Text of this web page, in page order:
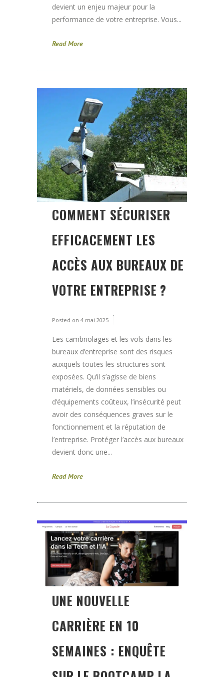
devient un enjeu majeur pour la
performance de votre entreprise. Vous...
Read More
COMMENT SÉCURISER
EFFICACEMENT LES
ACCÈS AUX BUREAUX DE
VOTRE ENTREPRISE ?
Posted on 4 mai 2025
Les cambriolages et les vols dans les
bureaux d’entreprise sont des risques
auxquels toutes les structures sont
exposées. Qu’il s’agisse de biens
matériels, de données sensibles ou
d’équipements coûteux, l’insécurité peut
avoir des conséquences graves sur le
fonctionnement et la réputation de
l’entreprise. Protéger l’accès aux bureaux
devient donc une...
Read More
UNE NOUVELLE
CARRIÈRE EN 10
SEMAINES : ENQUÊTE